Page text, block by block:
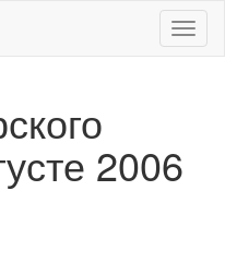
Меню
2006